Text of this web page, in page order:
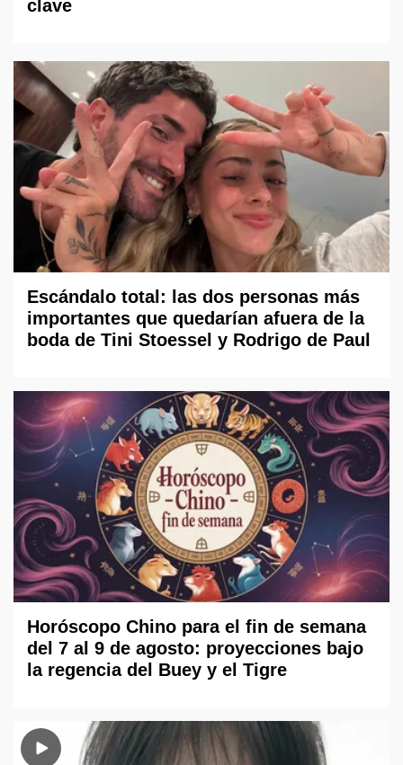
clave
Escándalo total: las dos personas más
importantes que quedarían afuera de la
boda de Tini Stoessel y Rodrigo de Paul
Horóscopo Chino para el fin de semana
del 7 al 9 de agosto: proyecciones bajo
la regencia del Buey y el Tigre